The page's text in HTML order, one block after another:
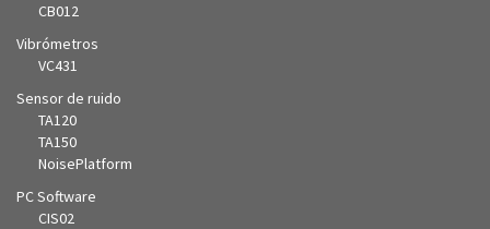
CB012
Vibrómetros
VC431
Sensor de ruido
TA120
TA150
NoisePlatform
PC Software
CIS02